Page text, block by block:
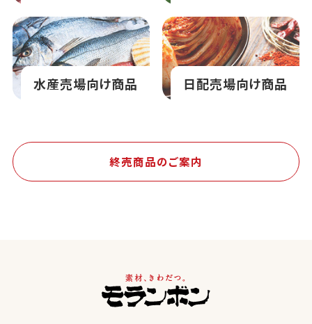
水産売場向け商品 日配売場向け商品
終売商品のご案内